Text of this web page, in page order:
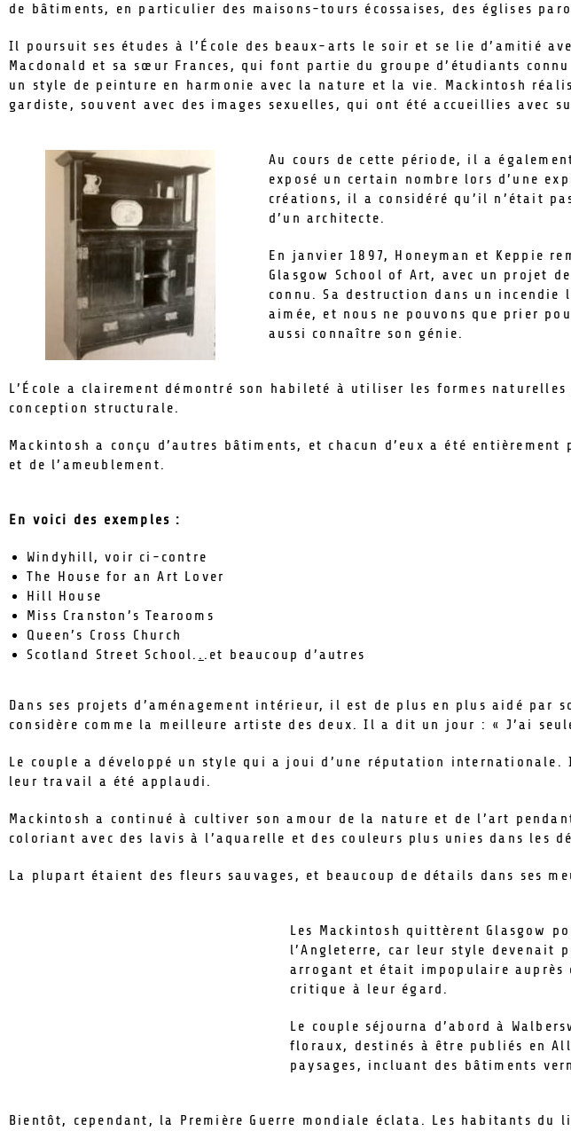
de bâtiments, en particulier des maisons-tours écossaises, des églises
Il poursuit ses études à l’École des beaux-arts le soir et se lie d’amitié
Macdonald et sa sœur Frances, qui font partie du groupe d’étudiants
un style de peinture en harmonie avec la nature et la vie. Mackintosh
gardiste, souvent avec des images sexuelles, qui ont été accueillies avec
Au cours de cette période, il a
exposé un certain nombre lors d’une
créations, il a considéré qu’il n’était
d’un architecte.
En janvier 1897, Honeyman et Keppie
Glasgow School of Art, avec un projet
connu. Sa destruction dans un incendie
aimée, et nous ne pouvons que prier
aussi connaître son génie.
L’École a clairement démontré son habileté à utiliser les formes
conception structurale.
Mackintosh a conçu d’autres bâtiments, et chacun d’eux a été
et de l’ameublement.
En voici des exemples :
Windyhill, voir ci-contre
The House for an Art Lover
Hill House
Miss Cranston’s Tearooms
Queen’s Cross Church
Scotland Street School. . .et beaucoup d’autres
Dans ses projets d’aménagement intérieur, il est de plus en plus aidé par
considère comme la meilleure artiste des deux. Il a dit un jour : « J’ai
Le couple a développé un style qui a joui d’une réputation
leur travail a été applaudi.
Mackintosh a continué à cultiver son amour de la nature et de l’art
coloriant avec des lavis à l’aquarelle et des couleurs plus unies dans les
La plupart étaient des fleurs sauvages, et beaucoup de détails dans ses
Les Mackintosh quittèrent Glasgow
l’Angleterre, car leur style devenait
arrogant et était impopulaire auprès
critique à leur égard.
Le couple séjourna d’abord à
floraux, destinés à être publiés en
paysages, incluant des bâtiments
Bientôt, cependant, la Première Guerre mondiale éclata. Les habitants du